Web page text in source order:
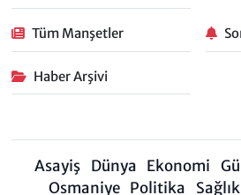
Tüm Manşetler
Haber Arşivi
Asayiş Dünya Ekonomi
Osmaniye Politika Sağlık